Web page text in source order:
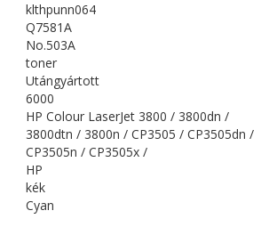
klthpunn064
Q7581A
No.503A
toner
Utángyártott
6000
HP Colour LaserJet 3800 / 3800dn /
3800dtn / 3800n / CP3505 / CP3505dn /
CP3505n / CP3505x /
HP
kék
Cyan